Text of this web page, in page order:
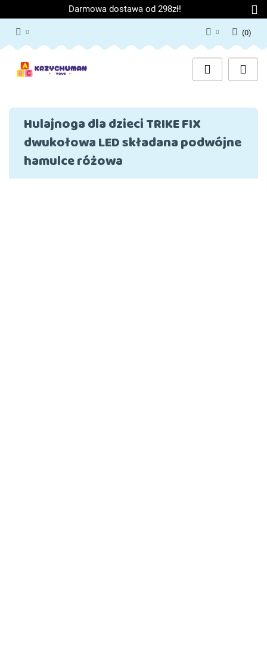
Darmowa dostawa od 298zł!
Zaloguj się
Załóż konto
Zgody cookies
(0)
Hulajnoga dla dzieci TRIKE FIX
dwukołowa LED składana podwójne
hamulce różowa